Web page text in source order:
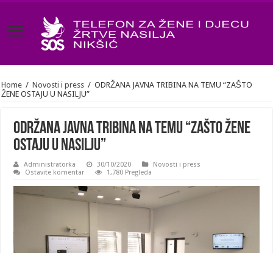
Home / Novosti i press / ODRŽANA JAVNA TRIBINA NA TEMU “ZAŠTO
ŽENE OSTAJU U NASILJU”
ODRŽANA JAVNA TRIBINA NA TEMU “ZAŠTO ŽENE
OSTAJU U NASILJU”
Administratorka 30/10/2020
Novosti i press
Ostavite komentar
1,780 Pregleda